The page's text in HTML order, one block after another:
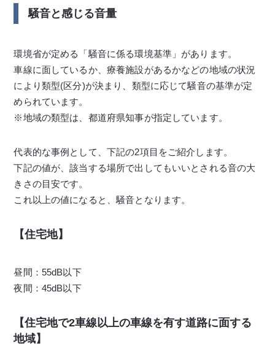
騒音と感じる音量
環境省が定める「騒音に係る環境基準」があります。
車線に面しているか、療養施設があるかなどの地域の状況
により類型(区分)が決まり、類型に応じて騒音の基準が定
められています。
※地域の類型は、都道府県知事が指定しています。
代表的な事例として、下記の2項目をご紹介します。
下記の値が、該当する場所で出してもいいとされる音の大
きさの目安です。
これ以上の値になると、騒音となります。
【住宅地】
昼間：55dB以下
夜間：45dB以下
【住宅地で2車線以上の車線を有す道路に面する
地域】